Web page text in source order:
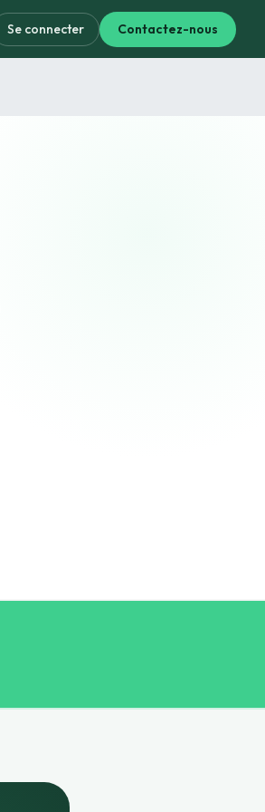
Se connecter Contactez-nous
Se connecter Contactez-nous